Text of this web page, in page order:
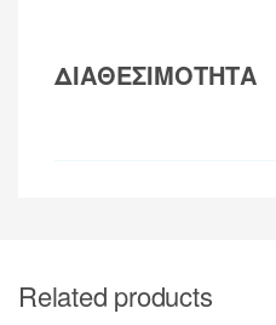
ΔΙΑΘΕΣΙΜΟΤΗΤΑ
Related products